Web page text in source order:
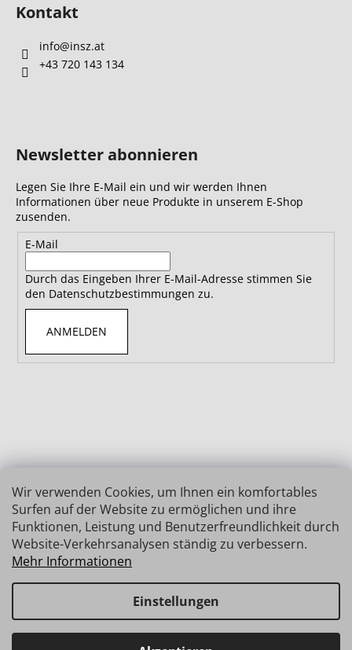
Wir verwenden Cookies, um Ihnen ein komfortables
Surfen auf der Website zu ermöglichen und ihre
Funktionen, Leistung und Benutzerfreundlichkeit durch
Website-Verkehrsanalysen ständig zu verbessern.
Mehr Informationen
Einstellungen
Kontakt
info@insz.at
+43 720 143 134
Newsletter abonnieren
Legen Sie Ihre E-Mail ein und wir werden Ihnen
Informationen über neue Produkte in unserem E-Shop
zusenden.
E-Mail
Durch das Eingeben Ihrer E-Mail-Adresse stimmen Sie
den Datenschutzbestimmungen zu.
ANMELDEN
Erstellt von Shoptet
Copyright 2026INSIZE | MESSTECHNIK. Alle Rechte